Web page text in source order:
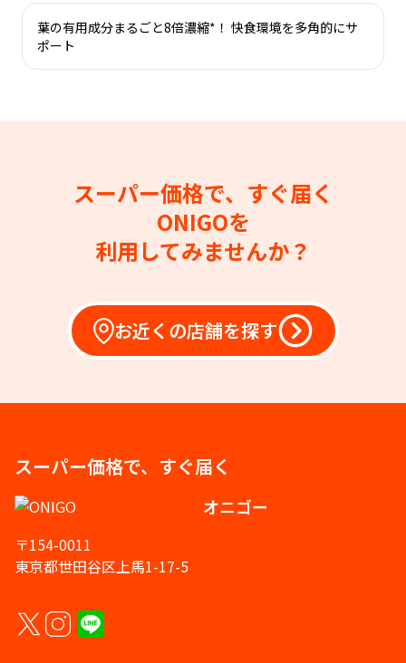
葉の有用成分まるごと8倍濃縮*！ 快食環境を多角的にサ
ポート
スーパー価格で、すぐ届く
ONIGOを
利用してみませんか？
お近くの店舗を探す
スーパー価格で、すぐ届く
オニゴー
〒154-0011
東京都世田谷区上馬1-17-5